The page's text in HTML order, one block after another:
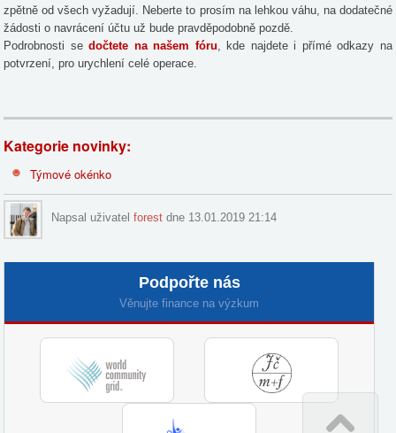
zpětně od všech vyžadují. Neberte to prosím na lehkou váhu, na dodatečné
žádosti o navrácení účtu už bude pravděpodobně pozdě.
Podrobnosti sedočtete na našem fóru, kde najdete i přímé odkazy na
potvrzení, pro urychlení celé operace.
Kategorie novinky:
Týmové okénko
Napsal uživatelforest dne 13.01.2019 21:14
Podpořte nás
Věnujte finance na výzkum